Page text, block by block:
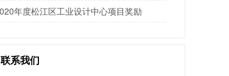
年度松江区工业设计中心项目奖励
联系我们